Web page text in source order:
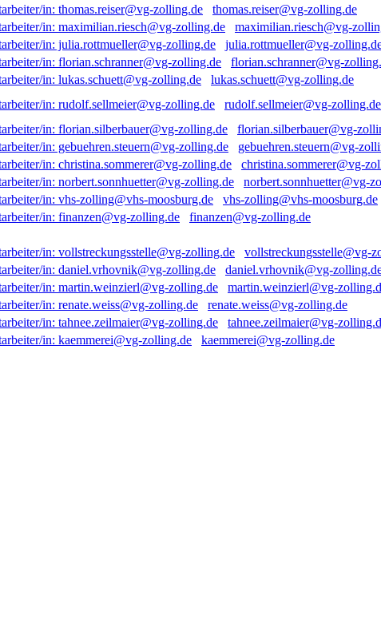
thomas.reiser@vg-zolling.de
maximilian.riesch@vg-
julia.rottmueller@vg-
florian.schranner@vg-
lukas.schuett@vg-zolling.de
rudolf.sellmeier@vg-zolling.de
florian.silberbauer@vg-
gebuehren.steuern@vg-
christina.sommerer@vg-
norbert.sonnhuetter@vg-
vhs-zolling@vhs-moosburg.de
finanzen@vg-zolling.de
vollstreckungsstelle@vg-
daniel.vrhovnik@vg-
martin.weinzierl@vg-
renate.weiss@vg-zolling.de
tahnee.zeilmaier@vg-
kaemmerei@vg-zolling.de